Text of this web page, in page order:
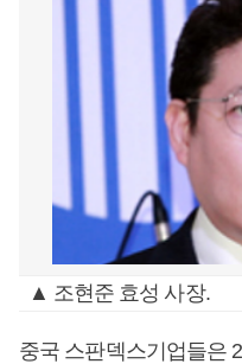
▲ 조현준 효성 사장.
중국 스판덱스기업들은